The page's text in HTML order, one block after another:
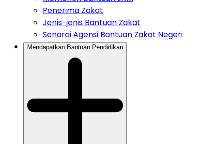
Penerima Zakat
Jenis-jenis Bantuan Zakat
Senarai Agensi Bantuan Zakat Negeri
Mendapatkan Bantuan Pendidikan